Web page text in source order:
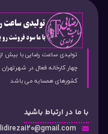
چهار کارخانه فعال در
کشورهای همسایه می باشد
با ما در ارتباط باشید